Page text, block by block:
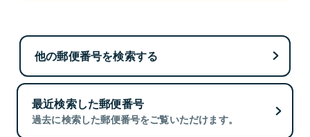
他の郵便番号を検索する
最近検索した郵便番号
過去に検索した郵便番号をご覧いただけます。